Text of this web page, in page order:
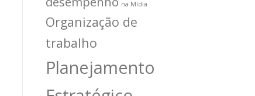
na Mídia
Organização de
trabalho
Planejamento